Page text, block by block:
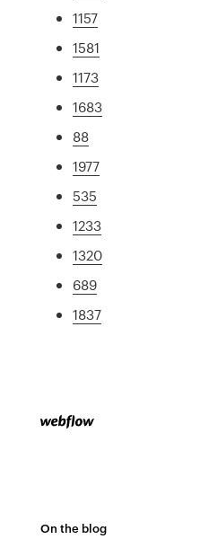
1157
1581
1173
1683
88
1977
535
1233
1320
689
1837
On the blog